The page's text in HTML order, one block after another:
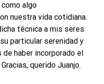
algo
nuestra vida cotidiana.
técnica a mis seres
particular serenidad y
haber incorporado el
querido Juanjo.